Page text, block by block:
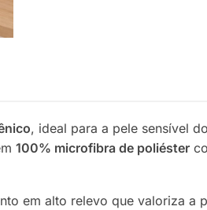
, ideal para a pele sensível
100% microfibra de poliéster
em alto relevo que valoriza a